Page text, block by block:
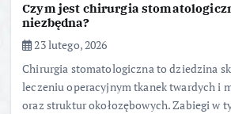
Czym jest chirurgia
niezbędna?
23 lutego, 2026
Chirurgia stomatologiczna to dziedzina
leczeniu operacyjnym tkanek twardych i
oraz struktur okołozębowych. Zabiegi w